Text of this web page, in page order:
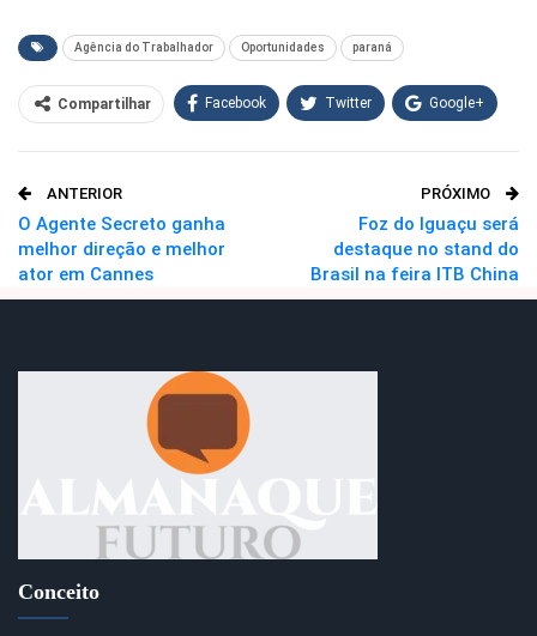
Agência do Trabalhador Oportunidades paraná
Compartilhar Facebook Twitter Google+
O email
ANTERIOR
O Agente Secreto ganha
melhor direção e melhor
ator em Cannes
PRÓXIMO
Foz do Iguaçu será
destaque no stand do
Brasil na feira ITB China
Conceito